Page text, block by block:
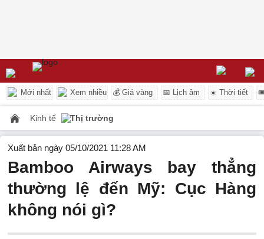
Mới nhất Xem nhiều 💰 Giá vàng 📅 Lịch âm ☀️ Thời tiết
Kinh tế Thị trường
Xuất bản ngày 05/10/2021 11:28 AM
Bamboo Airways bay thẳng
thường lệ đến Mỹ: Cục Hàng
không nói gì?